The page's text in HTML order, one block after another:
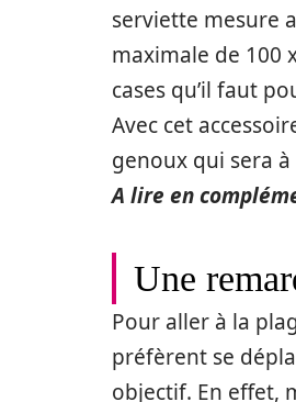
serviette mesure
maximale de 100
cases qu’il faut
Avec cet
genoux qui sera
A lire en
Une
Pour aller à la
préfèrent se
objectif. En effet,